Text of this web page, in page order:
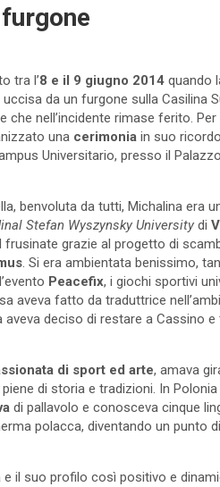
tra l’8 e il 9 giugno 2014 quando
da un furgone sulla Casilina
nell’incidente rimase ferito.
una cerimonia in suo
Universitario, presso il
benvoluta da tutti, Michalina era
Stefan Wyszynsky University di
frusinate grazie al progetto di
. Si era ambientata benissimo,
Peacefix, i giochi sportivi
aveva fatto da traduttrice
aveva deciso di restare a Cassino e
di sport ed arte, amava
di storia e tradizioni. In
di pallavolo e conosceva cinque
polacca, diventando un punto
il suo profilo così positivo e